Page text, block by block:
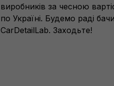
виробників за чесною
по Україні. Будемо раді
CarDetailLab. Заходьте!